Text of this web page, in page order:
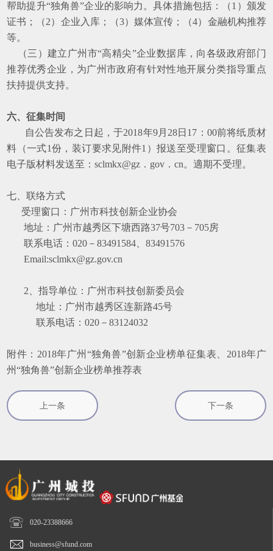
帮助提升“独角兽”企业的影响力。具体措施包括：（1）颁发
证书；（2）企业入库；（3）媒体宣传；（4）金融机构推荐
等。
（三）建立广州市“高精尖”企业数据库，向各级政府部门
推荐优秀企业，为广州市政府有针对性地开展分类指导重点
扶持提供支持。
六、征集时间
自公告发布之日起，于2018年9月28日17：00前将纸质材
料（一式1份，装订要求见附件1）报送至受理窗口。征集表
电子版材料发送至：sclmkx@gz．gov．cn。適期不受理。
七、联络方式
受理窗口：广州市科技创新企业协会
地址：广州市越秀区下塘西路37号703－705房
联系电话：020－83491584、83491576
Email:sclmkx@gz.gov.cn
2、指导单位：广州市科技创新委员会
地址：广州市越秀区连新路45号
联系电话：020 －83124032
附件：2018年广州“独角兽”创新企业榜单征集表、2018年广
州“独角兽”创新企业榜单推荐表
上一条 下一条
 020-23388666
 business@sfund.com